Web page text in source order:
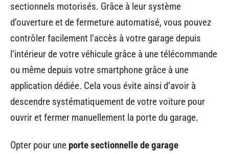
sectionnels motorisés. Grâce à leur système
d’ouverture et de fermeture automatisé, vous pouvez
contrôler facilement l’accès à votre garage depuis
l’intérieur de votre véhicule grâce à une télécommande
ou même depuis votre smartphone grâce à une
application dédiée. Cela vous évite ainsi d’avoir à
descendre systématiquement de votre voiture pour
ouvrir et fermer manuellement la porte du garage.
Opter pour une porte sectionnelle de garage